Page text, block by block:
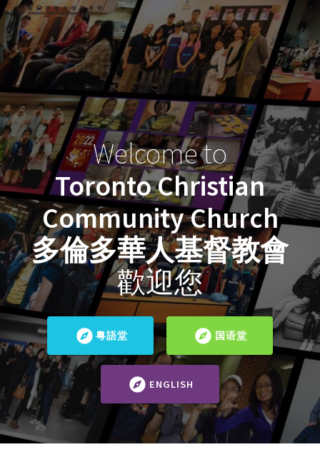
to
content
Welcome to
Toronto Christian
Community Church
多倫多華人基督教會
歡迎您
粵語堂 国语堂
ENGLISH